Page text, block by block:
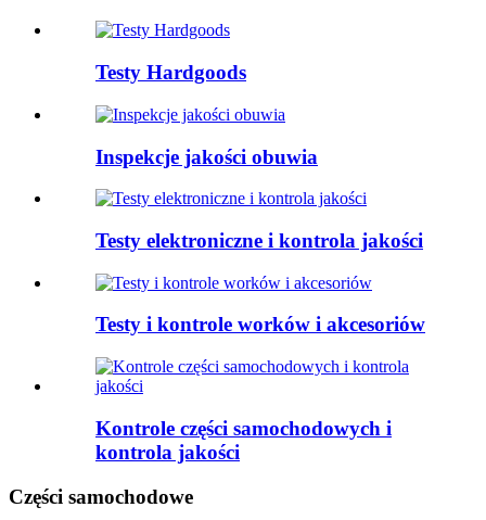
Testy Hardgoods
Inspekcje jakości obuwia
Testy elektroniczne i kontrola jakości
Testy i kontrole worków i akcesoriów
Kontrole części samochodowych i
kontrola jakości
Części samochodowe